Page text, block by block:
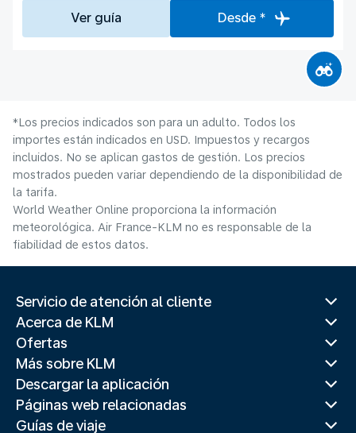
Ver guía Desde *
*Los precios indicados son para un adulto. Todos los
importes están indicados en USD. Impuestos y recargos
incluidos. No se aplican gastos de gestión. Los precios
mostrados pueden variar dependiendo de la disponibilidad de
la tarifa.
World Weather Online proporciona la información
meteorológica. Air France-KLM no es responsable de la
fiabilidad de estos datos.
Servicio de atención al cliente
Acerca de KLM
Ofertas
Más sobre KLM
Descargar la aplicación
Páginas web relacionadas
Guías de viaje